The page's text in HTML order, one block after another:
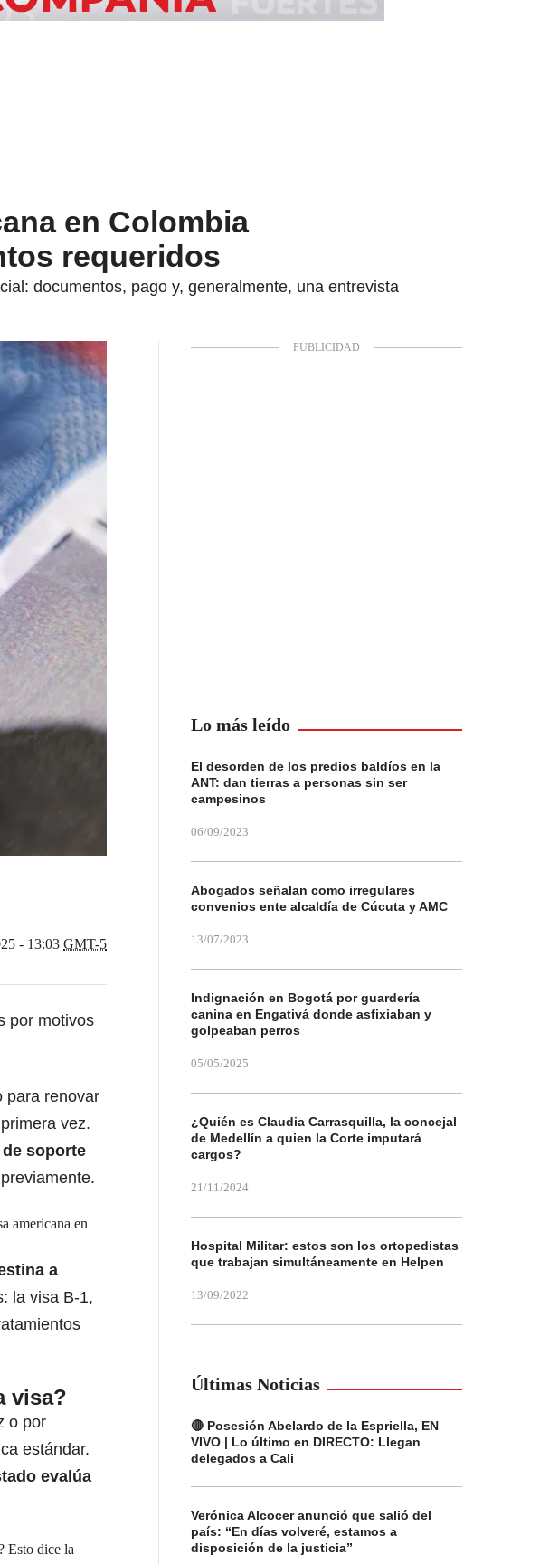
en Colombia
requeridos
documentos, pago y, generalmente, una entrevista
- 13:03 GMT-5
por motivos
para renovar
vez.
de soporte
americana en
a
la visa B-1,
visa?
o por
estándar.
evalúa
Esto dice la
Lo más leído
El desorden de los predios baldíos en la
ANT: dan tierras a personas sin ser
campesinos
06/09/2023
Abogados señalan como irregulares
convenios ente alcaldía de Cúcuta y AMC
13/07/2023
Indignación en Bogotá por guardería
canina en Engativá donde asfixiaban y
golpeaban perros
05/05/2025
¿Quién es Claudia Carrasquilla, la concejal
de Medellín a quien la Corte imputará
cargos?
21/11/2024
Hospital Militar: estos son los ortopedistas
que trabajan simultáneamente en Helpen
13/09/2022
Últimas Noticias
🔴 Posesión Abelardo de la Espriella, EN
VIVO | Lo último en DIRECTO: Llegan
delegados a Cali
Verónica Alcocer anunció que salió del
país: “En días volveré, estamos a
disposición de la justicia”